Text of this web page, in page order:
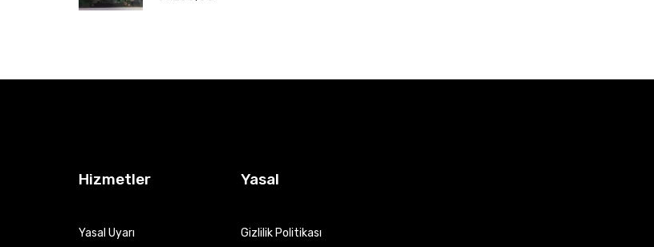
Hizmetler
Yasal Uyarı
Yasal
Gizlilik Politikası